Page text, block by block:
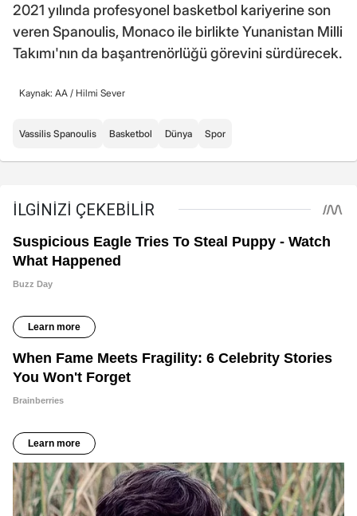
2021 yılında profesyonel basketbol kariyerine son
veren Spanoulis, Monaco ile birlikte Yunanistan Milli
Takımı'nın da başantrenörlüğü görevini sürdürecek.
Kaynak: AA / Hilmi Sever
Vassilis Spanoulis Basketbol Dünya Spor